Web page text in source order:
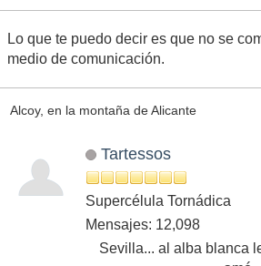
Lo que te puedo decir es que no se
medio de comunicación.
Alcoy, en la montaña de Alicante
Tartessos
Supercélula Tornádica
Mensajes: 12,098
Sevilla... al alba blanca